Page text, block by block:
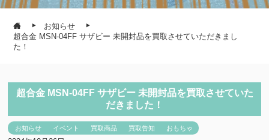
お知らせ
超合金 MSN-04FF サザビー 未開封品を買取させていただきまし
た！
超合金 MSN-04FF サザビー 未開封品を買取させていた
だきました！
お知らせ イベント 買取商品 買取告知 おもちゃ